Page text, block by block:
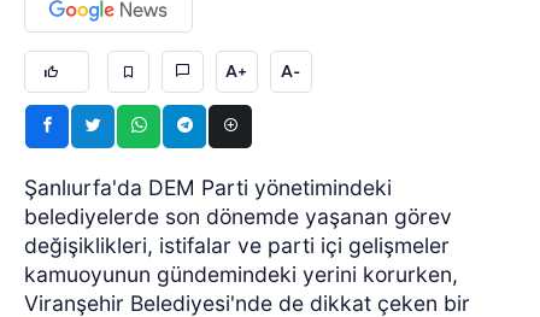
A+ A-
Şanlıurfa'da DEM Parti yönetimindeki
belediyelerde son dönemde yaşanan görev
değişiklikleri, istifalar ve parti içi gelişmeler
kamuoyunun gündemindeki yerini korurken,
Viranşehir Belediyesi'nde de dikkat çeken bir